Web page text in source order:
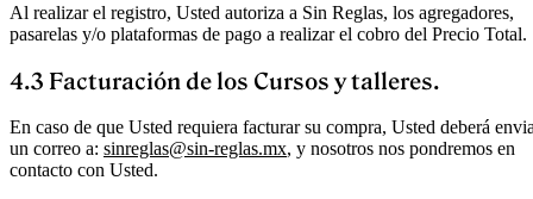
Al realizar el registro, Usted autoriza a Sin Reglas, los agregadores,
pasarelas y/o plataformas de pago a realizar el cobro del Precio Total.
4.3 Facturación de los Cursos y talleres.
En caso de que Usted requiera facturar su compra, Usted deberá
un correo a: sinreglas@sin-reglas.mx, y nosotros nos pondremos en
contacto con Usted.